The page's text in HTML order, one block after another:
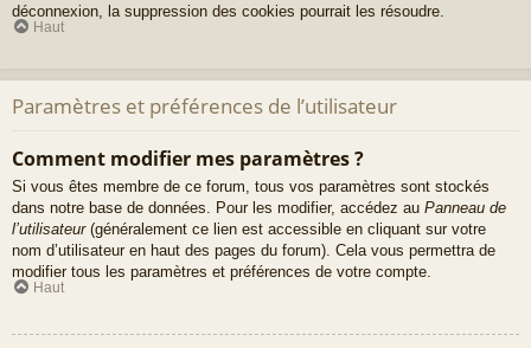
déconnexion, la suppression des cookies pourrait les résoudre.
Haut
Paramètres et préférences de l’utilisateur
Comment modifier mes paramètres ?
Si vous êtes membre de ce forum, tous vos paramètres sont stockés
dans notre base de données. Pour les modifier, accédez au Panneau de
l’utilisateur(généralement ce lien est accessible en cliquant sur votre
nom d’utilisateur en haut des pages du forum). Cela vous permettra de
modifier tous les paramètres et préférences de votre compte.
Haut